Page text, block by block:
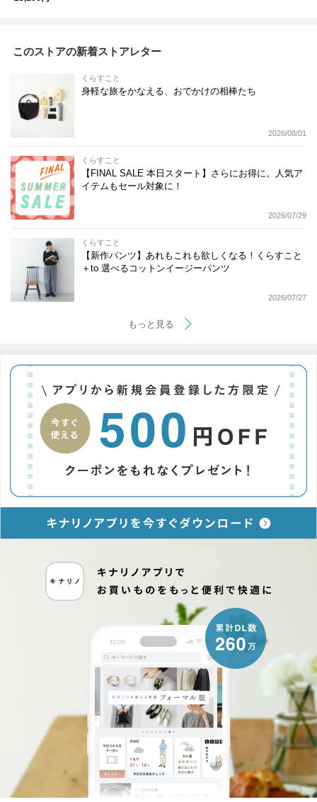
このストアの新着ストアレター
くらすこと
身軽な旅をかなえる、おでかけの相棒たち
2026/08/01
くらすこと
【FINAL SALE 本日スタート】さらにお得に。人気ア
イテムもセール対象に！
2026/07/29
くらすこと
【新作パンツ】あれもこれも欲しくなる！くらすこと
＋to 選べるコットンイージーパンツ
2026/07/27
もっと見る